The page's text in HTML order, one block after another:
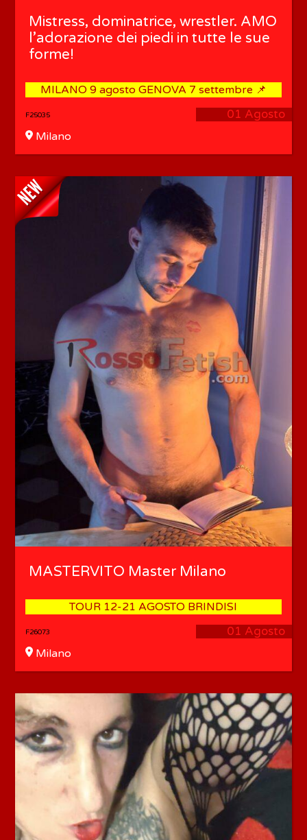
Mistress, dominatrice, wrestler. AMO
l’adorazione dei piedi in tutte le sue
forme!
MILANO 9 agosto GENOVA 7 settembre 📌
01 Agosto
F25035
Milano
MASTERVITO Master Milano
TOUR 12-21 AGOSTO BRINDISI
01 Agosto
F26073
Milano